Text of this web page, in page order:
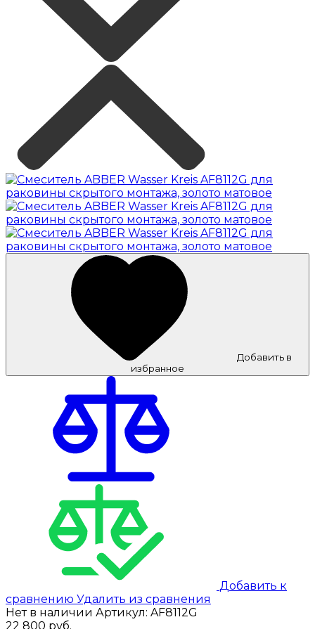
Добавить в
избранное
Добавить к
сравнению Удалить из сравнения
Нет в наличии Артикул: AF8112G
22 800 руб.